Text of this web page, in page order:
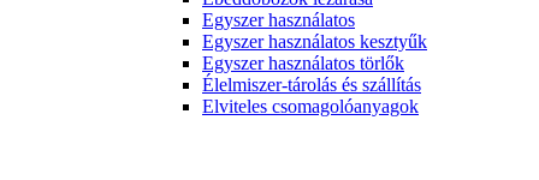
Egyszer használatos
Egyszer használatos kesztyűk
Egyszer használatos törlők
Élelmiszer-tárolás és szállítás
Elviteles csomagolóanyagok